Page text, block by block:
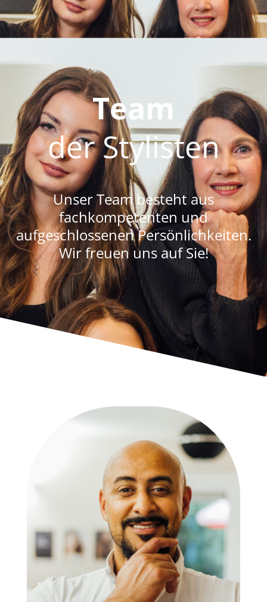
Team
der Stylisten
Unser Team besteht aus
fachkompetenten und
aufgeschlossenen Persönlichkeiten.
Wir freuen uns auf Sie!